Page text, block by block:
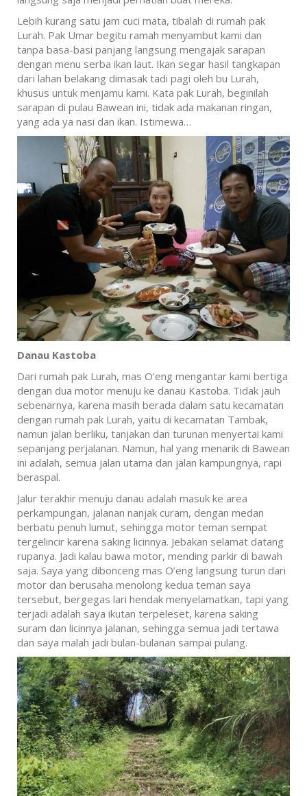
Lebih kurang satu jam cuci mata, tibalah di rumah pak
Lurah. Pak Umar begitu ramah menyambut kami dan
tanpa basa-basi panjang langsung mengajak sarapan
dengan menu serba ikan laut. Ikan segar hasil tangkapan
dari lahan belakang dimasak tadi pagi oleh bu Lurah,
khusus untuk menjamu kami. Kata pak Lurah, beginilah
sarapan di pulau Bawean ini, tidak ada makanan ringan,
yang ada ya nasi dan ikan. Istimewa…
Danau Kastoba
Dari rumah pak Lurah, mas O’eng mengantar kami bertiga
dengan dua motor menuju ke danau Kastoba. Tidak jauh
sebenarnya, karena masih berada dalam satu kecamatan
dengan rumah pak Lurah, yaitu di kecamatan Tambak,
namun jalan berliku, tanjakan dan turunan menyertai kami
sepanjang perjalanan. Namun, hal yang menarik di Bawean
ini adalah, semua jalan utama dan jalan kampungnya, rapi
beraspal.
Jalur terakhir menuju danau adalah masuk ke area
perkampungan, jalanan nanjak curam, dengan medan
berbatu penuh lumut, sehingga motor teman sempat
tergelincir karena saking licinnya. Jebakan selamat datang
rupanya. Jadi kalau bawa motor, mending parkir di bawah
saja. Saya yang dibonceng mas O’eng langsung turun dari
motor dan berusaha menolong kedua teman saya
tersebut, bergegas lari hendak menyelamatkan, tapi yang
terjadi adalah saya ikutan terpeleset, karena saking
suram dan licinnya jalanan, sehingga semua jadi tertawa
dan saya malah jadi bulan-bulanan sampai pulang.